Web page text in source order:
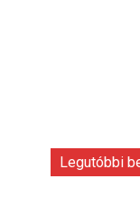
Legutóbbi